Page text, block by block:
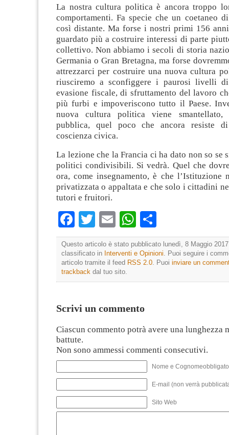
La nostra cultura politica è ancora troppo
comportamenti. Fa specie che un coetaneo
così distante. Ma forse i nostri primi 156
guardato più a costruire interessi di parte
collettivo. Non abbiamo i secoli di storia
Germania o Gran Bretagna, ma forse
attrezzarci per costruire una nuova cultura
riusciremo a sconfiggere i paurosi livelli
evasione fiscale, di sfruttamento del lavoro
più furbi e impoveriscono tutto il Paese.
nuova cultura politica viene
pubblica, quel poco che ancora resiste di
coscienza civica.
La lezione che la Francia ci ha dato non so se
politici condivisibili. Si vedrà. Quel che
ora, come insegnamento, è che l’Istituzione
privatizzata o appaltata e che solo i cittadini
tutori e fruitori.
Facebook
Twitter
EmailWhatsApp
Questo articolo è stato pubblicato lunedì, 8 Maggio
classificato in Interventi e Opinioni . Puoi seguire i
articolo tramite il feed RSS 2.0 . Puoi inviare un
trackback dal tuo sito.
Scrivi un commento
Ciascun commento potrà avere una lunghezza
battute.
Non sono ammessi commenti consecutivi.
Nome e
E-mail (non verrà
Sito Web